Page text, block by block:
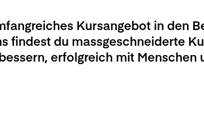
Kursangebot in den
findest du massgeschneiderte
erfolgreich mit